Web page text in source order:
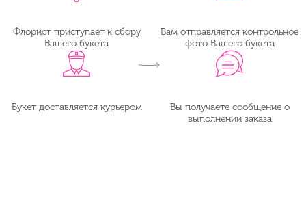
Флорист приступает к сбору
Вашего букета
Вам отправляется контрольное
фото Вашего букета
Букет доставляется курьером
Вы получаете сообщение о
выполнении заказа